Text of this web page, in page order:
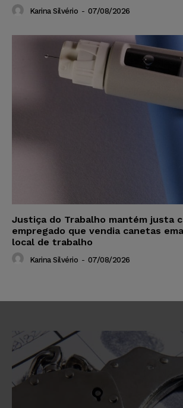
Karina Silvério - 07/08/2026
Justiça do Trabalho mantém justa
empregado que vendia canetas
local de trabalho
Karina Silvério - 07/08/2026